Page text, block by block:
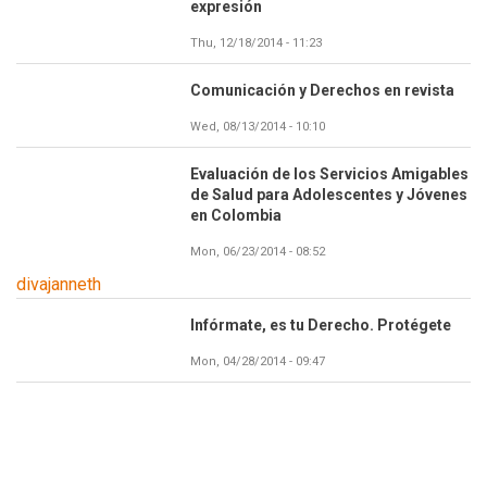
expresión
Thu, 12/18/2014 - 11:23
Comunicación y Derechos en revista
Wed, 08/13/2014 - 10:10
Evaluación de los Servicios Amigables
de Salud para Adolescentes y Jóvenes
en Colombia
Mon, 06/23/2014 - 08:52
divajanneth
Infórmate, es tu Derecho. Protégete
Mon, 04/28/2014 - 09:47